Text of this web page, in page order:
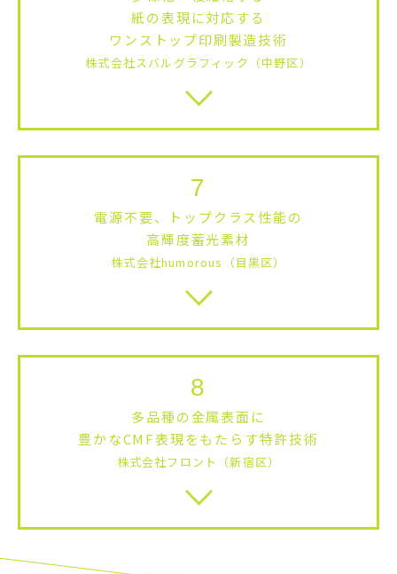
紙の表現に対応する
ワンストップ印刷製造技術
株式会社スバルグラフィック（中野区）
7
電源不要、トップクラス性能の
高輝度蓄光素材
株式会社humorous（目黒区）
8
多品種の金属表面に
豊かなCMF表現をもたらす特許技術
株式会社フロント（新宿区）